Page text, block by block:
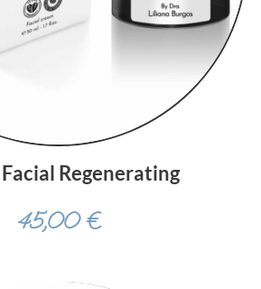
Regenerating
45,00€